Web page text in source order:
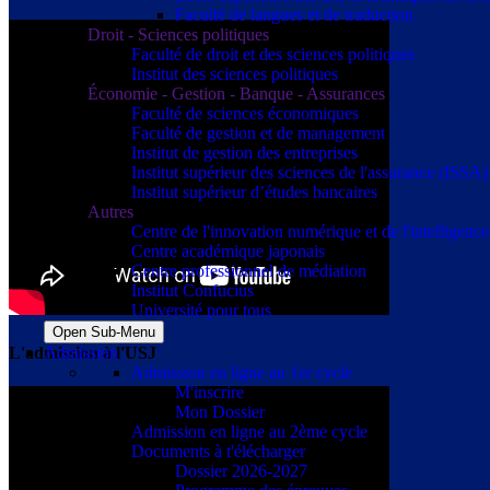
Faculté de langues et de traduction
Droit - Sciences politiques
Faculté de droit et des sciences politiques
Institut des sciences politiques
Économie - Gestion - Banque - Assurances
Faculté de sciences économiques
Faculté de gestion et de management
Institut de gestion des entreprises
Institut supérieur des sciences de l'assurance (ISSA)
Institut supérieur d’études bancaires
Autres
Centre de l'innovation numérique et de
Centre académique japonais
Centre professionnel de médiation
Institut Confucius
Université pour tous
Open Sub-Menu
Admission
Admission en ligne au 1er cycle
M'inscrire
Mon Dossier
Admission en ligne au 2ème cycle
Documents à t'élécharger
Dossier 2026-2027
L'admission à l'USJ